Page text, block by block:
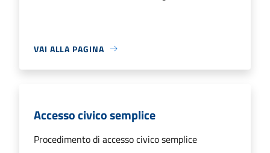
VAI ALLA PAGINA
Accesso civico semplice
Procedimento di accesso civico semplice